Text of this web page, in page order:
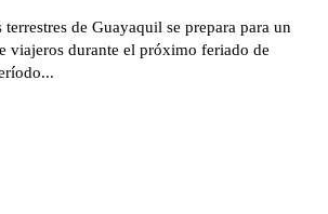
de Guayaquil se prepara para un
viajeros durante el próximo feriado de